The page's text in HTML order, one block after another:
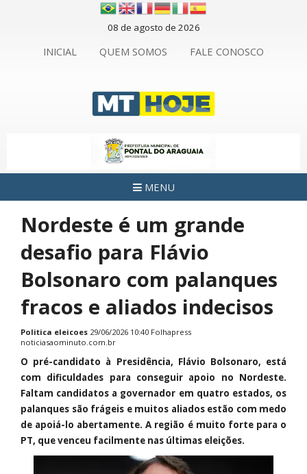
08 de agosto de 2026
INICIAL QUEM SOMOS FALE CONOSCO
MENU
Nordeste é um grande
desafio para Flávio
Bolsonaro com palanques
fracos e aliados indecisos
Politica eleicoes 29/06/2026 10:40 Folhapress
noticiasaominuto.com.br
O pré-candidato à Presidência, Flávio Bolsonaro, está
com dificuldades para conseguir apoio no Nordeste.
Faltam candidatos a governador em quatro estados, os
palanques são frágeis e muitos aliados estão com medo
de apoiá-lo abertamente. A região é muito forte para o
PT, que venceu facilmente nas últimas eleições.